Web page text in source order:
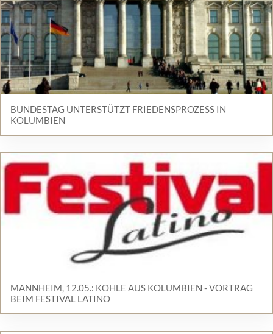
BUNDESTAG UNTERSTÜTZT FRIEDENSPROZESS IN
KOLUMBIEN
MANNHEIM, 12.05.: KOHLE AUS KOLUMBIEN - VORTRAG
BEIM FESTIVAL LATINO